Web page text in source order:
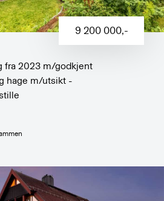
9 200 000,-
fra 2023 m/godkjent
hage m/utsikt -